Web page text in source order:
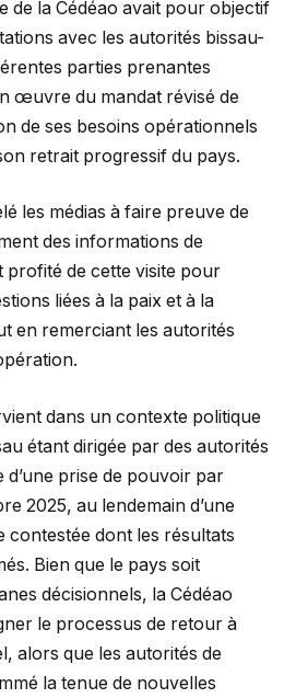
de la Cédéao avait pour objectif
avec les autorités bissau-
parties prenantes
œuvre du mandat révisé de
de ses besoins opérationnels
retrait progressif du pays.
les médias à faire preuve de
des informations de
profité de cette visite pour
liées à la paix et à la
en remerciant les autorités
dans un contexte politique
étant dirigée par des autorités
d’une prise de pouvoir par
2025, au lendemain d’une
contestée dont les résultats
Bien que le pays soit
décisionnels, la Cédéao
le processus de retour à
alors que les autorités de
la tenue de nouvelles